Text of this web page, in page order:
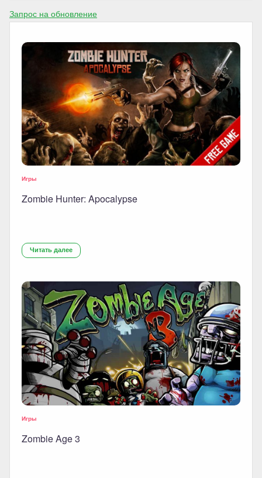
Запрос на обновление
Игры
Zombie Hunter: Apocalypse
Читать далее
Игры
Zombie Age 3